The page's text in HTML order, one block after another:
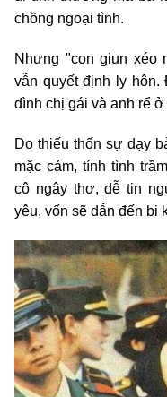
chồng ngoại tình.
Nhưng "con giun xéo
vẫn quyết định ly
đình chị gái và anh rể
Do thiếu thốn sự dạy
mặc cảm, tính tình
cô ngây thơ, dễ tin
yêu, vốn sẽ dẫn đến bi